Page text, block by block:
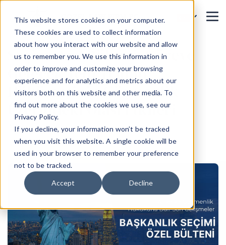
This website stores cookies on your computer.
These cookies are used to collect information
about how you interact with our website and allow
us to remember you. We use this information in
order to improve and customize your browsing
experience and for analytics and metrics about our
visitors both on this website and other media. To
find out more about the cookies we use, see our
Privacy Policy.
If you decline, your information won’t be tracked
when you visit this website. A single cookie will be
used in your browser to remember your preference
not to be tracked.
Accept Decline
Seçim Özel Bülteni: Göreve
Gelecek Yeni Trump
Hükümetinin Göçmenlik
Üzerindeki Olası Etkileri
Ana Sayfa Blog